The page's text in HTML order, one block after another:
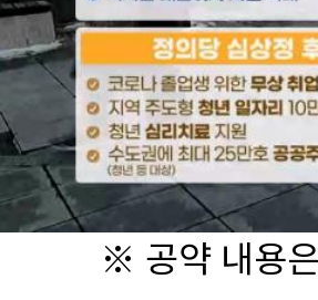
※ 공약 내용